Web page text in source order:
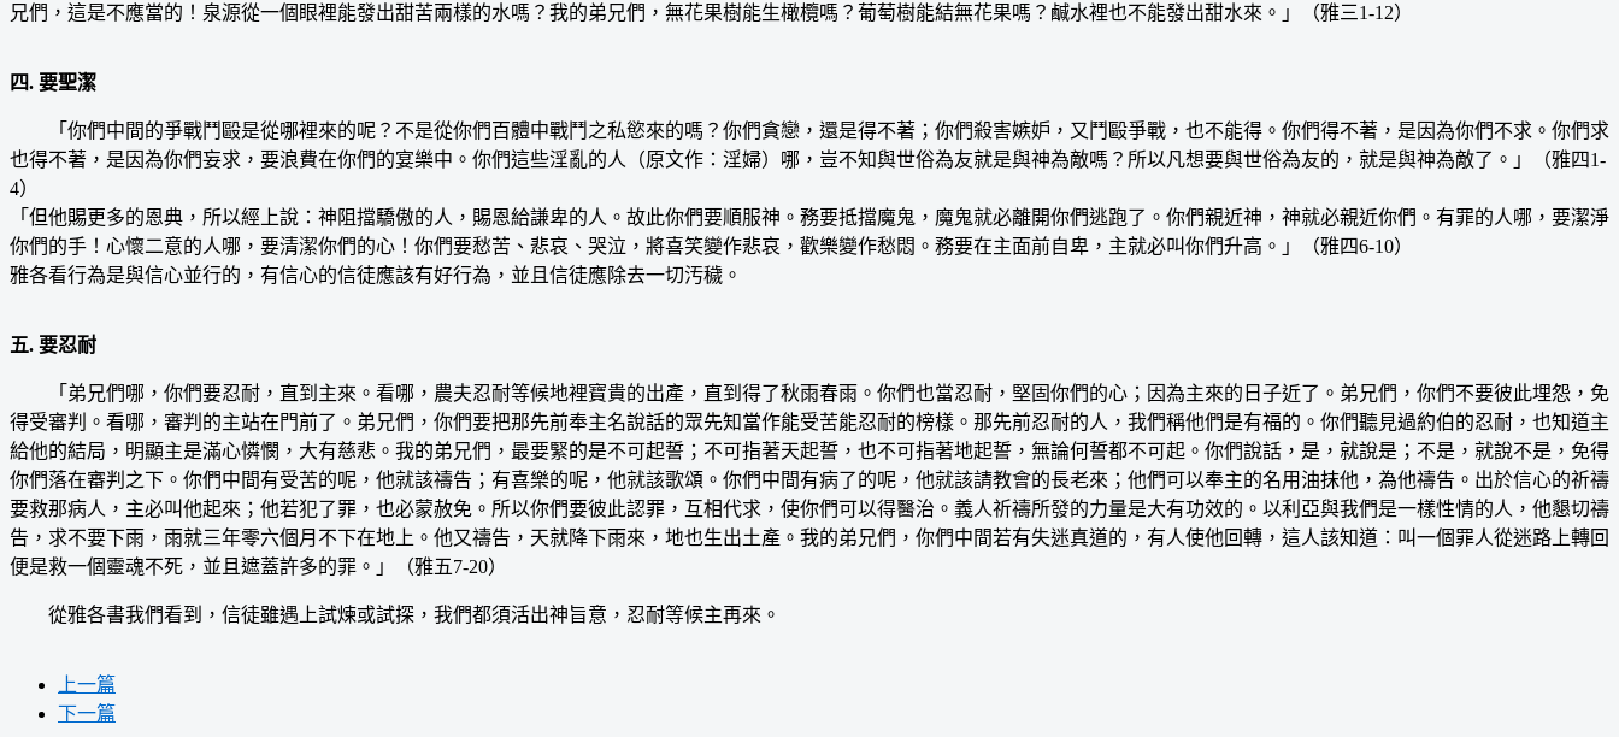
兄們，這是不應當的！泉源從一個眼裡能發出甜苦兩樣的水嗎？我的弟兄們，無花果樹能生橄欖嗎？葡萄樹能結無花果嗎？鹹水裡也不能發出甜水來。」（雅三1-12）
四. 要聖潔
「你們中間的爭戰鬥毆是從哪裡來的呢？不是從你們百體中戰鬥之私慾來的嗎？你們貪戀，還是得不著；你們殺害嫉妒，又鬥毆爭戰，也不能得。你們得不著，是因為你們不求。你們求
也得不著，是因為你們妄求，要浪費在你們的宴樂中。你們這些淫亂的人（原文作：淫婦）哪，豈不知與世俗為友就是與神為敵嗎？所以凡想要與世俗為友的，就是與神為敵了。」（雅四1-
4）
「但他賜更多的恩典，所以經上說：神阻擋驕傲的人，賜恩給謙卑的人。故此你們要順服神。務要抵擋魔鬼，魔鬼就必離開你們逃跑了。你們親近神，神就必親近你們。有罪的人哪，要潔淨
你們的手！心懷二意的人哪，要清潔你們的心！你們要愁苦、悲哀、哭泣，將喜笑變作悲哀，歡樂變作愁悶。務要在主面前自卑，主就必叫你們升高。」（雅四6-10）
雅各看行為是與信心並行的，有信心的信徒應該有好行為，並且信徒應除去一切汚穢。
五. 要忍耐
「弟兄們哪，你們要忍耐，直到主來。看哪，農夫忍耐等候地裡寶貴的出產，直到得了秋雨春雨。你們也當忍耐，堅固你們的心；因為主來的日子近了。弟兄們，你們不要彼此埋怨，免
得受審判。看哪，審判的主站在門前了。弟兄們，你們要把那先前奉主名說話的眾先知當作能受苦能忍耐的榜樣。那先前忍耐的人，我們稱他們是有福的。你們聽見過約伯的忍耐，也知道主
給他的結局，明顯主是滿心憐憫，大有慈悲。我的弟兄們，最要緊的是不可起誓；不可指著天起誓，也不可指著地起誓，無論何誓都不可起。你們說話，是，就說是；不是，就說不是，免得
你們落在審判之下。你們中間有受苦的呢，他就該禱告；有喜樂的呢，他就該歌頌。你們中間有病了的呢，他就該請教會的長老來；他們可以奉主的名用油抹他，為他禱告。出於信心的祈禱
要救那病人，主必叫他起來；他若犯了罪，也必蒙赦免。所以你們要彼此認罪，互相代求，使你們可以得醫治。義人祈禱所發的力量是大有功效的。以利亞與我們是一樣性情的人，他懇切禱
告，求不要下雨，雨就三年零六個月不下在地上。他又禱告，天就降下雨來，地也生出土產。我的弟兄們，你們中間若有失迷真道的，有人使他回轉，這人該知道：叫一個罪人從迷路上轉回
便是救一個靈魂不死，並且遮蓋許多的罪。」（雅五7-20）
從雅各書我們看到，信徒雖遇上試煉或試探，我們都須活出神旨意，忍耐等候主再來。
上一篇
下一篇